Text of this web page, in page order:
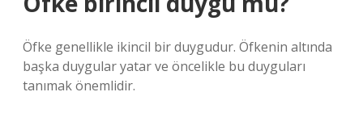
Öfke genellikle ikincil bir duygudur. Öfkenin altında
başka duygular yatar ve öncelikle bu duyguları
tanımak önemlidir.